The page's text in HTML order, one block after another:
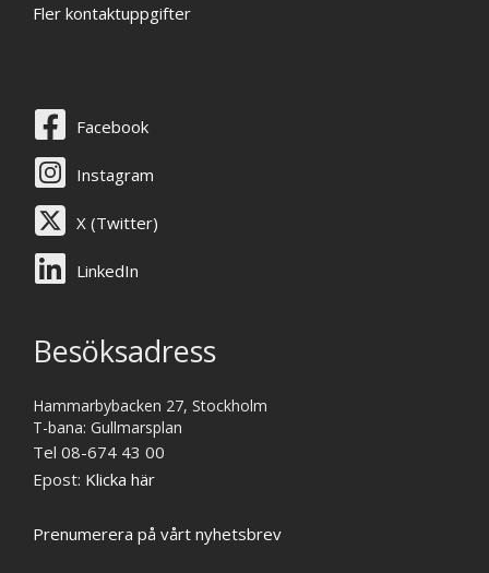
Fler kontaktuppgifter
Facebook
Instagram
X (Twitter)
LinkedIn
Besöksadress
Hammarbybacken 27, Stockholm
T-bana: Gullmarsplan
Tel 08-674 43 00
Epost: Klicka här
Prenumerera på vårt nyhetsbrev